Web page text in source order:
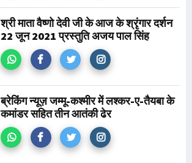
श्री माता वैष्णो देवी जी के आज के श्रृंगार दर्शन
22 जून 2021 प्रस्तुति अजय पाल सिंह
ब्रेकिंग न्यूज़ जम्मू-कश्मीर में लश्कर-ए-तैयबा के
कमांडर सहित तीन आतंकी ढेर